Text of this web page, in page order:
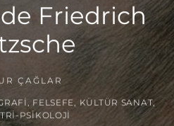
Friedrich
ÇAĞLAR
FELSEFE KÜLTÜR SANAT,
PSIKOLOJI